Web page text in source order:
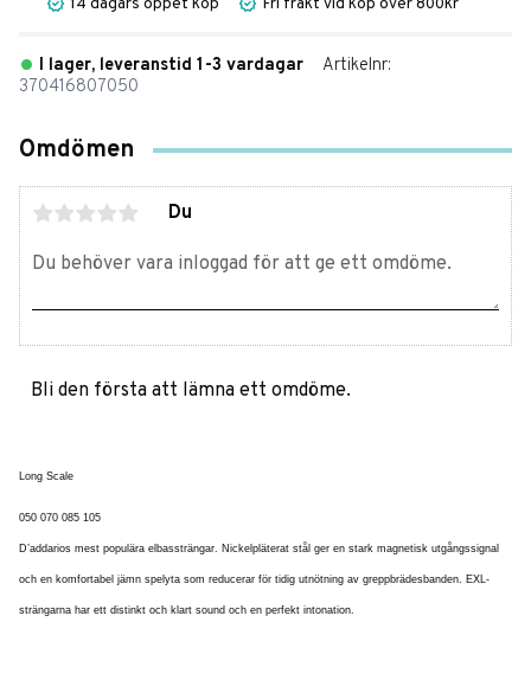
I lager, leveranstid 1-3 vardagar
Artikelnr
370416807050
Omdömen
Du
Bli den första att lämna ett omdöme.
Long Scale
050 070 085 105
D’addarios mest populära elbassträngar. Nickelpläterat stål ger en stark magnetisk utgångssignal
och en komfortabel jämn spelyta som reducerar för tidig utnötning av greppbrädesbanden. EXL-
strängarna har ett distinkt och klart sound och en perfekt intonation.